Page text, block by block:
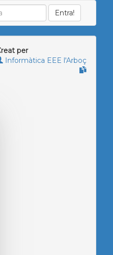
per
Informàtica EEE l'Arboç